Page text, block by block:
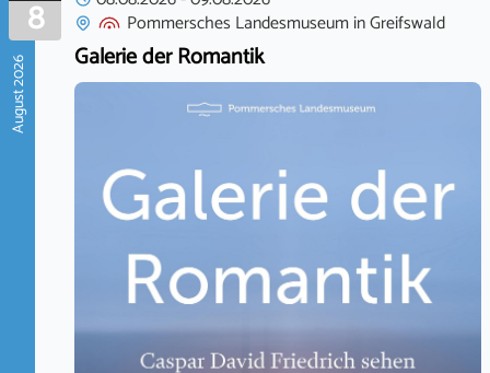
August 2026
8
Pommersches LandesmuseuminGreifswald
Galerie der Romantik